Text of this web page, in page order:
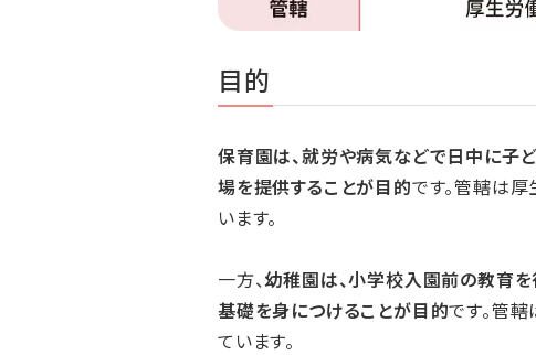
目的
保育園は、就労や病気などで日中に子
場を提供することが目的です。管轄は
います。
一方、幼稚園は、小学校入園前の教育
基礎を身につけることが目的です。管
ています。